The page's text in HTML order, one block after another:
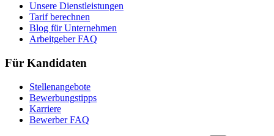
Unsere Dienstleistungen
Tarif berechnen
Blog für Unternehmen
Arbeitgeber FAQ
Für Kandidaten
Stellenangebote
Bewerbungstipps
Karriere
Bewerber FAQ